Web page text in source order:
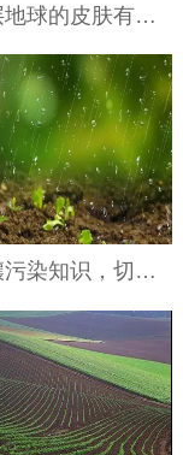
土壤这层地球的皮肤有多厚？
普及土壤污染知识，切实提高防治意识